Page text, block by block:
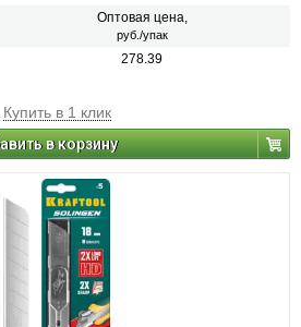
Оптовая цена,
руб./упак
278.39
Купить в 1 клик
в корзину